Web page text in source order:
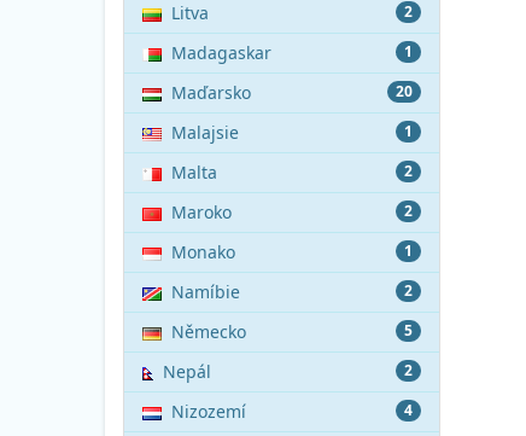
2
Litva
1
Madagaskar
20
Maďarsko
1
Malajsie
2
Malta
2
Maroko
1
Monako
2
Namíbie
5
Německo
2
Nepál
4
Nizozemí